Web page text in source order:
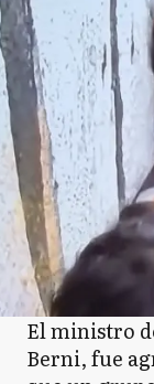
El ministro
Berni, fue